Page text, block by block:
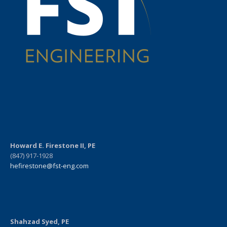
Howard E. Firestone II, PE
(847) 917-1928
hefirestone@fst-eng.com
Shahzad Syed, PE